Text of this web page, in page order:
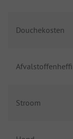
Douchekosten
Stroom